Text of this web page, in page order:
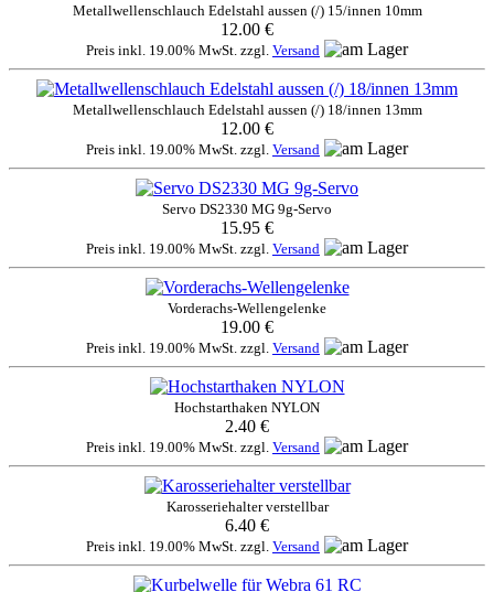
Metallwellenschlauch Edelstahl aussen (/) 15/innen 10mm
12.00 €
Preis inkl. 19.00% MwSt. zzgl. Versand
Metallwellenschlauch Edelstahl aussen (/) 18/innen 13mm
12.00 €
Preis inkl. 19.00% MwSt. zzgl. Versand
Servo DS2330 MG 9g-Servo
15.95 €
Preis inkl. 19.00% MwSt. zzgl. Versand
Vorderachs-Wellengelenke
19.00 €
Preis inkl. 19.00% MwSt. zzgl. Versand
Hochstarthaken NYLON
2.40 €
Preis inkl. 19.00% MwSt. zzgl. Versand
Karosseriehalter verstellbar
6.40 €
Preis inkl. 19.00% MwSt. zzgl. Versand